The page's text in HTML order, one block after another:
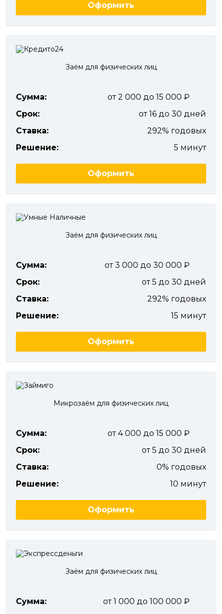
Оформить
Заём для физических лиц
Сумма:
от 2 000 до 15 000
Срок:
от 16 до 30 дней
Ставка:
292% годовых
Решение:
5 минут
Оформить
Заём для физических лиц
Сумма:
от 3 000 до 30 000
Срок:
от 5 до 30 дней
Ставка:
292% годовых
Решение:
15 минут
Оформить
Микрозаём для физических лиц
Сумма:
от 4 000 до 15 000
Срок:
от 5 до 30 дней
Ставка:
0% годовых
Решение:
10 минут
Оформить
Заём для физических лиц
Сумма:
от 1 000 до 100 000